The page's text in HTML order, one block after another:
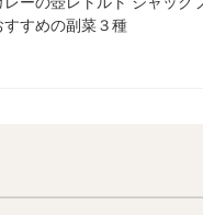
すすめの副菜３種